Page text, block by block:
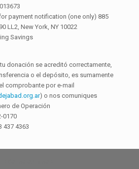
payment notification (one only) 885
LL2, New York, NY 10022
Savings
donación se acreditó correctamente,
o el depósito, es sumamente
comprobante por e-mail
) o nos comuniques
de Operación
0170
437 4363